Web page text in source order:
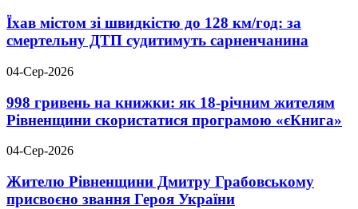
Їхав містом зі швидкістю до 128 км/год: за
смертельну ДТП судитимуть сарненчанина
04-Сер-2026
998 гривень на книжки: як 18-річним жителям
Рівненщини скористатися програмою «єКнига»
04-Сер-2026
Жителю Рівненщини Дмитру Грабовському
присвоєно звання Героя України